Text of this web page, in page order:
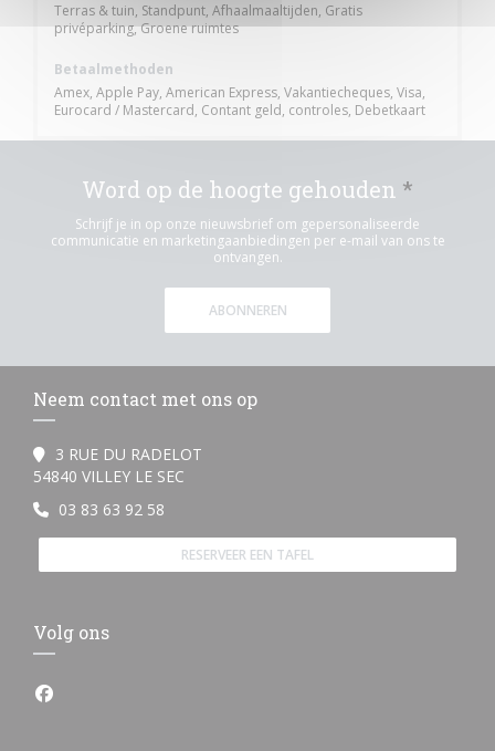
Terras & tuin, Standpunt, Afhaalmaaltijden, Gratis
privéparking, Groene ruimtes
Betaalmethoden
Amex, Apple Pay, American Express, Vakantiecheques, Visa,
Eurocard / Mastercard, Contant geld, controles, Debetkaart
Word op de hoogte gehouden *
Schrijf je in op onze nieuwsbrief om gepersonaliseerde
communicatie en marketingaanbiedingen per e-mail van ons te
ontvangen.
ABONNEREN
Neem contact met ons op
3 RUE DU RADELOT
54840 VILLEY LE SEC
03 83 63 92 58
RESERVEER EEN TAFEL
Volg ons
Facebook ((opent in een nieuw venster))